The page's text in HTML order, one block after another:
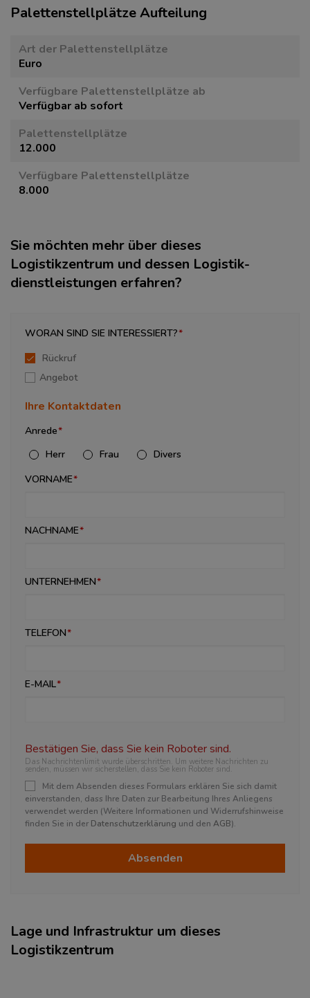
Paletten­stellplätze Aufteilung
Art der Paletten­stellplätze
Euro
Verfügbare Paletten­stellplätze ab
Verfügbar ab sofort
Paletten­stellplätze
12.000
Verfügbare Paletten­stellplätze
8.000
Sie möchten mehr über dieses
Logistikzentrum und dessen Logistik­
dienstleistungen erfahren?
WORAN SIND SIE INTERESSIERT?
Rückruf
Angebot
Ihre Kontaktdaten
Anrede
Herr
Frau
Divers
VORNAME
NACHNAME
UNTERNEHMEN
TELEFON
E-MAIL
Bestätigen Sie, dass Sie kein Roboter sind.
Das Nachrichtenlimit wurde überschritten. Um weitere Nachrichten zu
senden, müssen wir sicherstellen, dass Sie kein Roboter sind.
Mit dem Absenden dieses Formulars erklären Sie sich damit
einverstanden, dass Ihre Daten zur Bearbeitung Ihres Anliegens
verwendet werden (Weitere Informationen und Widerrufshinweise
finden Sie in der Datenschutzerklärung und den AGB).
Absenden
Lage und Infrastruktur um dieses
Logistikzentrum